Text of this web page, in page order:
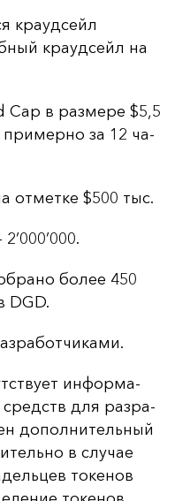
кра­уд­сейл
кра­уд­сейл на
Cap в раз­ме­ре $5,5
за 12 ча­
от­мет­ке $500 тыс.
2’000’000.
бо­лее 450
DGD.
ин­фор­ма­
средств для раз­ра­
до­пол­ни­тель­ный
в слу­чае
то­ке­нов